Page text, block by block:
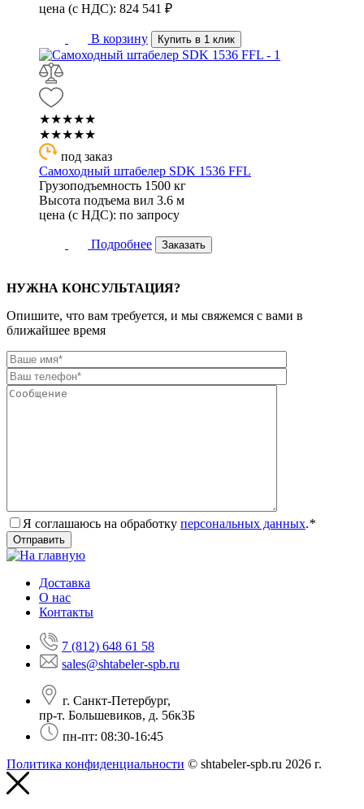
цена (с НДС): 824 541 ₽
В корзину Купить в 1 клик
★★★★★
★★★★★
под заказ
Самоходный штабелер SDK 1536 FFL
Грузоподъемность 1500 кг
Высота подъема вил 3.6 м
цена (с НДС): по запросу
Подробнее Заказать
НУЖНА КОНСУЛЬТАЦИЯ?
Опишите, что вам требуется, и мы свяжемся с вами в
ближайшее время
Я соглашаюсь на обработку персональных данных.*
Доставка
О нас
Контакты
7 (812) 648 61 58
sales@shtabeler-spb.ru
г. Санкт-Петербург,
пр-т. Большевиков, д. 56к3Б
пн-пт: 08:30-16:45
Политика конфиденциальности © shtabeler-spb.ru 2026 г.